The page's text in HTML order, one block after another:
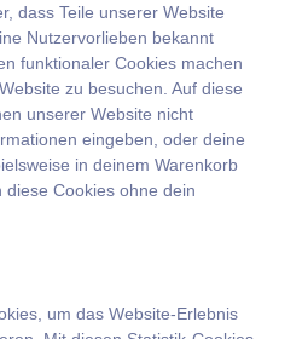
dass Teile unserer Website
Nutzervorlieben bekannt
funktionaler Cookies machen
zu besuchen. Auf diese
unserer Website nicht
eingeben, oder deine
in deinem Warenkorb
Cookies ohne dein
um das Website-Erlebnis